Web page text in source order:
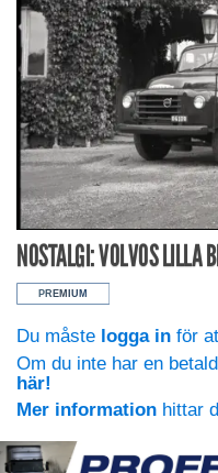
NOSTALGI: VOLVOS LILLA
Du måste logga in för
Om du inte har en
här!
Mer information hittar